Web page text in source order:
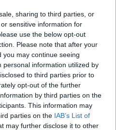
sharing to third parties, or
sensitive information for
use the below opt-out
Please note that after your
may continue seeing
personal information utilized by
to third parties prior to
opt-out of the further
by third parties on the
This information may
parties on the IAB’s List of
may further disclose it to other
2022